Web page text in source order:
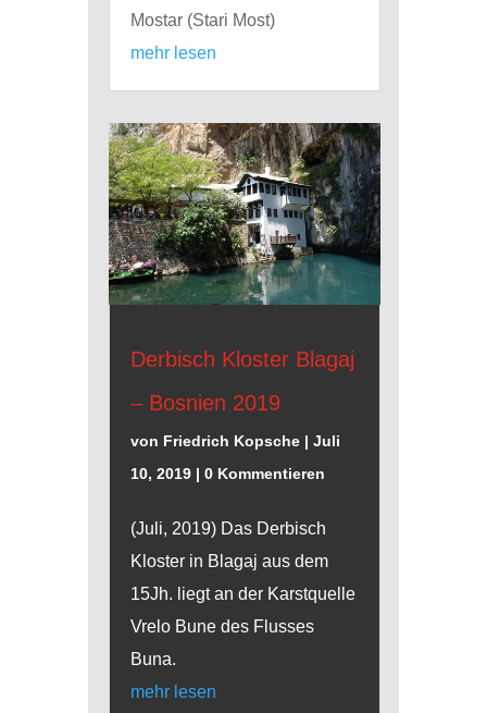
Mostar (Stari Most)
mehr lesen
Derbisch Kloster Blagaj
– Bosnien 2019
von Friedrich Kopsche| Juli
10, 2019| 0 Kommentieren
(Juli, 2019) Das Derbisch
Kloster in Blagaj aus dem
15Jh. liegt an der Karstquelle
Vrelo Bune des Flusses
Buna.
mehr lesen